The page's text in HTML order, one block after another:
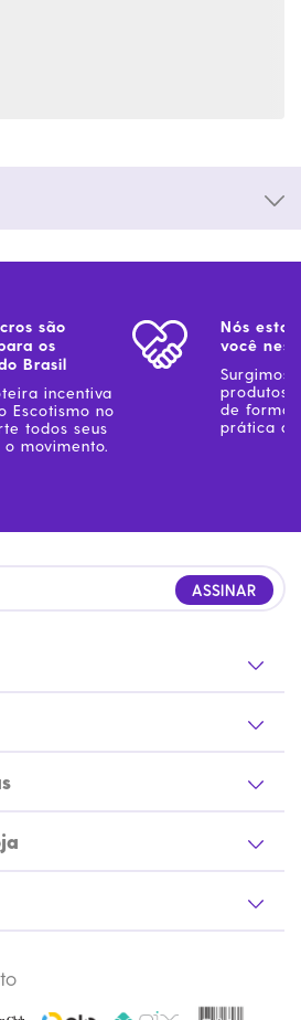
são
os
Brasil
incentiva
Escotismo no
todos seus
movimento.
Nós
você
Surgimos
produtos
de forma
prática
ASSINAR